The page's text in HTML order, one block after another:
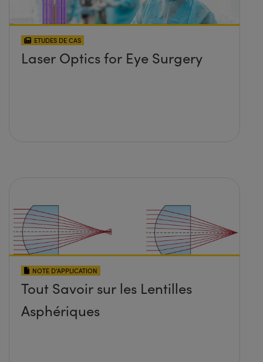
ETUDES DE CAS
Laser Optics for Eye Surgery
NOTE D’APPLICATION
Tout Savoir sur les Lentilles
Asphériques